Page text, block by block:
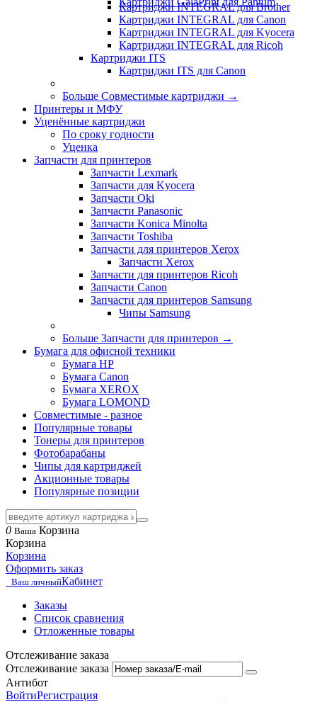
Картриджи INTEGRAL для Brother
Картриджи INTEGRAL для Canon
Картриджи INTEGRAL для Kyocera
Картриджи INTEGRAL для Ricoh
Картриджи ITS
Картриджи ITS для Canon
Больше Совместимые картриджи →
Принтеры и МФУ
Уценённые картриджи
По сроку годности
Уценка
Запчасти для принтеров
Запчасти Lexmark
Запчасти для Kyocera
Запчасти Oki
Запчасти Panasonic
Запчасти Koniсa Minolta
Запчасти Toshiba
Запчасти для принтеров Xerox
Запчасти Xerox
Запчасти для принтеров Ricoh
Запчасти Canon
Запчасти для принтеров Samsung
Чипы Samsung
Больше Запчасти для принтеров →
Бумага для офисной техники
Бумага HP
Бумага Canon
Бумага XEROX
Бумага LOMOND
Совместимые - разное
Популярные товары
Тонеры для принтеров
Фотобарабаны
Чипы для картриджей
Акционные товары
Популярные позиции
0 Ваша Корзина
Корзина
Корзина
Оформить заказ
Ваш личныйКабинет
Заказы
Список сравнения
Отложенные товары
Отслеживание заказа
Отслеживание заказа
Антибот
ВойтиРегистрация